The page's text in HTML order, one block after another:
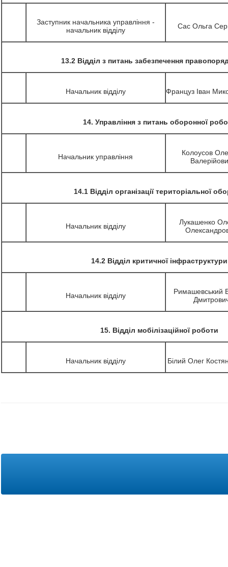
Заступник начальника управління -
начальник відділу
Сас Ольга
13.2 Відділ з питань забезпечення
Начальник відділу Француз Іван
14. Управління з питань оборонної
Начальник управління
Колоусов
14.1 Відділ організації територіальної
Начальник відділу
Лукашенко
14.2 Відділ критичної інфраструктури
Начальник відділу
Римашевський
15. Відділ мобілізаційної роботи
Начальник відділу Білий Олег